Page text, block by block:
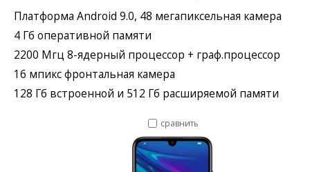
Платформа Android 9.0, 48 мегапиксельная камера
4 Гб оперативной памяти
2200 Мгц 8-ядерный процессор + граф.процессор
16 мпикс фронтальная камера
128 Гб встроенной и 512 Гб расширяемой памяти
сравнить